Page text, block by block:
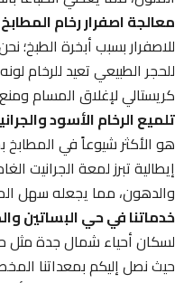
معالجة اصفرار رخام المطابخ
للاصفرار بسبب أبخرة الطبخ؛
للحجر الطبيعي تعيد للرخام
كريستالي لإغلاق المسام ومنع
تلميع الرخام الأسود
هو الأكثر شيوعاً في المطابخ
إيطالية تبرز لمعة الجرانيت
والدهون، مما يجعله سهل
خدماتنا في حي البساتين
لسكان أحياء شمال جدة مثل حي
حيث نصل إليكم بمعداتنا